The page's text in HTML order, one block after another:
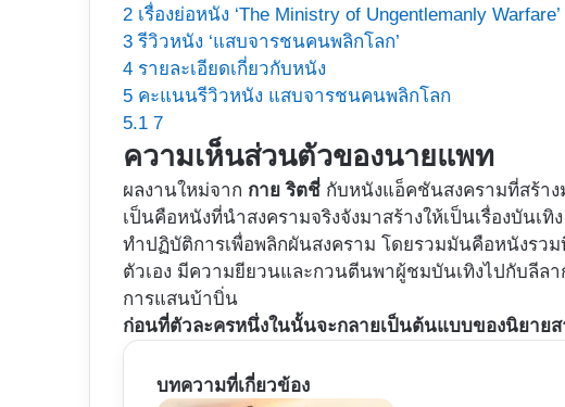
2 เรื่องย่อหนัง ‘The Ministry of Ungentlemanly Warfare’
3 รีวิวหนัง ‘แสบจารชนคนพลิกโลก’
4 รายละเอียดเกี่ยวกับหนัง
5 คะแนนรีวิวหนัง แสบจารชนคนพลิกโลก
5.1 7
ความเห็นส่วนตัวของนายแพท
ผลงานใหม่จาก กาย ริตชี่ กับหนังแอ็คชันสงครามที่สร้าง
เป็นคือหนังที่นำสงครามจริงจังมาสร้างให้เป็นเรื่องบันเ
ทำปฏิบัติการเพื่อพลิกผันสงคราม โดยรวมมันคือหนังรว
ตัวเอง มีความยียวนและกวนตีนพาผู้ชมบันเทิงไปกับลีล
การแสนบ้าบิ่น
ก่อนที่ตัวละครหนึ่งในนั้นจะกลายเป็นต้นแบบของนิยาย
บทความที่เกี่ยวข้อง